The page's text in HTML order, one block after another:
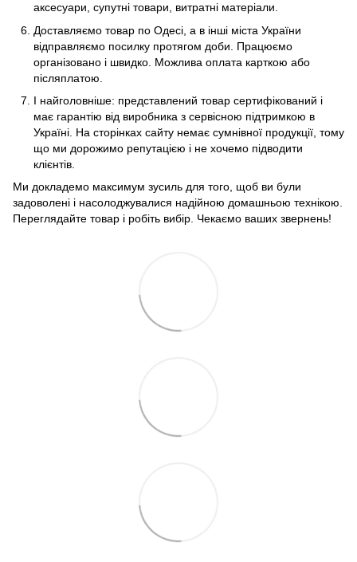
аксесуари, супутні товари, витратні матеріали.
Доставляємо товар по Одесі, а в інші міста України
відправляємо посилку протягом доби. Працюємо
організовано і швидко. Можлива оплата карткою або
післяплатою.
І найголовніше: представлений товар сертифікований і
має гарантію від виробника з сервісною підтримкою в
Україні. На сторінках сайту немає сумнівної продукції, тому
що ми дорожимо репутацією і не хочемо підводити
клієнтів.
Ми докладемо максимум зусиль для того, щоб ви були
задоволені і насолоджувалися надійною домашньою технікою.
Переглядайте товар і робіть вибір. Чекаємо ваших звернень!